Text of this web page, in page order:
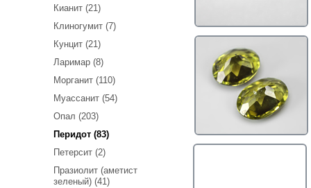
Кианит (21)
Клиногумит (7)
Кунцит (21)
Ларимар (8)
Морганит (110)
Муассанит (54)
Опал (203)
Перидот (83)
Петерсит (2)
Празиолит (аметист
зеленый) (41)